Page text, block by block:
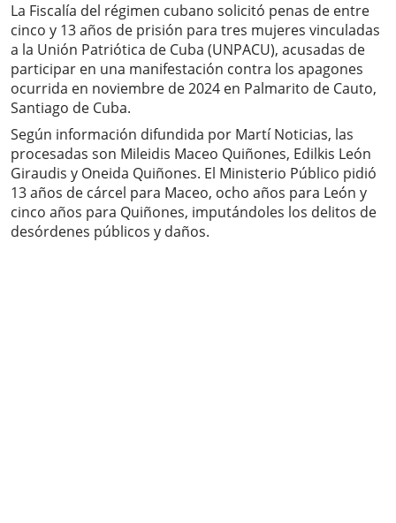
La Fiscalía del régimen cubano solicitó penas de entre
cinco y 13 años de prisión para tres mujeres vinculadas
a la Unión Patriótica de Cuba (UNPACU), acusadas de
participar en una manifestación contra los apagones
ocurrida en noviembre de 2024 en Palmarito de Cauto,
Santiago de Cuba.
Según información difundida por Martí Noticias, las
procesadas son Mileidis Maceo Quiñones, Edilkis León
Giraudis y Oneida Quiñones. El Ministerio Público pidió
13 años de cárcel para Maceo, ocho años para León y
cinco años para Quiñones, imputándoles los delitos de
desórdenes públicos y daños.